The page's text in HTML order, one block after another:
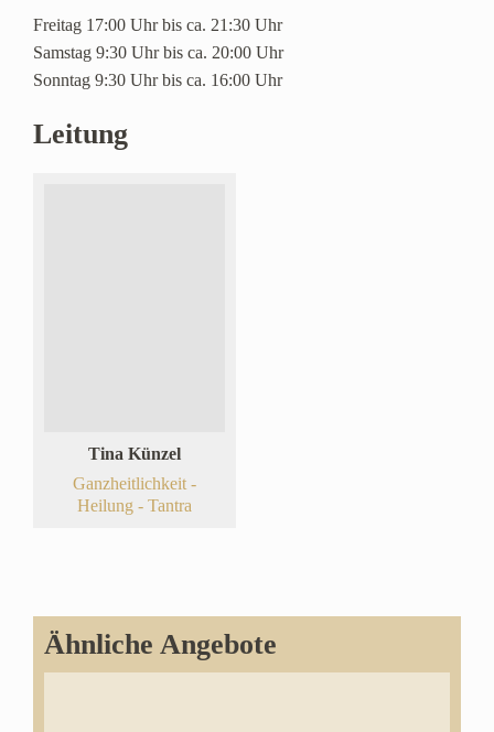
Freitag 17:00 Uhr bis ca. 21:30 Uhr
Samstag 9:30 Uhr bis ca. 20:00 Uhr
Sonntag 9:30 Uhr bis ca. 16:00 Uhr
Leitung
Tina Künzel
Ganzheitlichkeit -
Heilung - Tantra
Ähnliche Angebote